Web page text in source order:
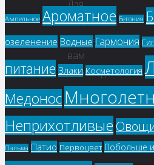
Для
отправки
комментария
вам
необходимо
авторизоваться.
Ампельное Ароматное Бегония
озеленение Водные Гармония
питание Злаки Косметология
Медонос
Неприхотливые
Пальма Патио Первоцвет Побольше